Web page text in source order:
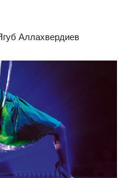
Аллахвердиев